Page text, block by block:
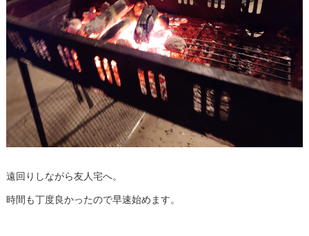
遠回りしながら友人宅へ。
時間も丁度良かったので早速始めます。